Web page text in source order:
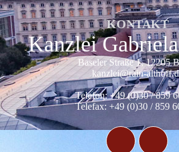
KONTAKT
Kanzlei
Baseler Straße 1, 12205
kanzlei@rain-
Telefon: +49 (0)30 / 859
Telefax: +49 (0)30 / 859